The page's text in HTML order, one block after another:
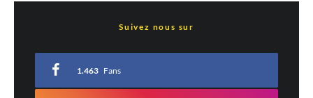
23 juin 2021 à 20 h 14 min
Moi je suis sur origine tu sais comment faire ?😨😔
Suivez nous sur
1.463 Fans